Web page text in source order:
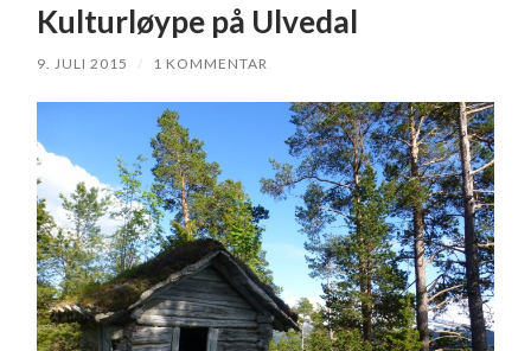
Kulturløype på Ulvedal
9. JULI 2015 / 1 KOMMENTAR